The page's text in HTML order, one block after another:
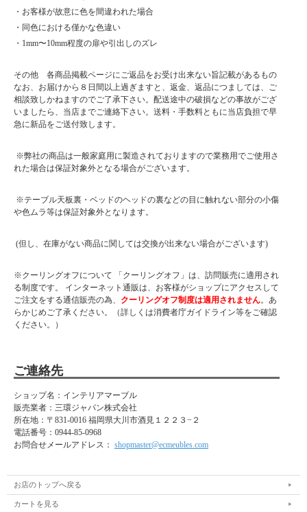
・ナチュラル
・ブラウン
・日本製/完成品
・うづくり仕上
・棚板仕様はグラフィックダボ方式
大型商品に関しお届け前に
事前連絡がある場合がございます。
最短の出荷をさせていただきます。
小型商品は夜間の配達が可能な場合がございます。
■納期表記について
・お客様が故意に色を間違われた場合
・同色における僅かな色違い
・1mm〜10mm程度の扉や引出しのズレ
その他 各商品掲載ページにご返品をお受け出来ない旨記載があるもの
なお、お届けから８日間以上過ぎますと、返金、返品につましては、ご
相談致しかねますのでご了承下さい。配送途中の破損などの事故がござ
いましたら、当店までご連絡下さい。送料・手数料ともに当店負担で早
急に新品をご送付致します。
※弊社の商品は一般家庭用に製造されておりますので業務用でご使用さ
れた場合は保証対象外となる場合がございます。
※テーブル天板裏・ベッドのヘッドの裏などの目に触れない部分の小傷
や色ムラ等は保証対象外となります。
(但し、在庫がない商品に関しては交換が出来ない場合がございます)
※クーリングオフについて 「クーリングオフ」は、訪問販売に適用され
る制度です。 インターネット通販は、お客様がショップにアクセスして
ご注文をする通信販売の為、 クーリングオフ制度は適用されません。あ
らかじめご了承ください。（詳しくは消費者庁ガイドライン等をご確認
ください。）
ご連絡先
ショップ名：インテリアマーブル
販売業者：三環ジャパン株式会社
所在地： 〒831-0016 福岡県大川市酒見１２２３−２
電話番号： 0944-85-0968
お問合せメールアドレス： shopmaster@ecmeubles.com
お店のトップへ戻る
カートを見る